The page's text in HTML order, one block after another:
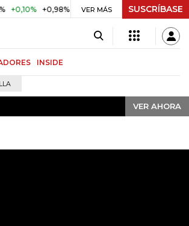
+0,98% UVR $ 416,91 +$ 0,05 +0,01%
VER MÁS SUSCRÍBASE
INSIDE
VER AHORA
VER AHORA